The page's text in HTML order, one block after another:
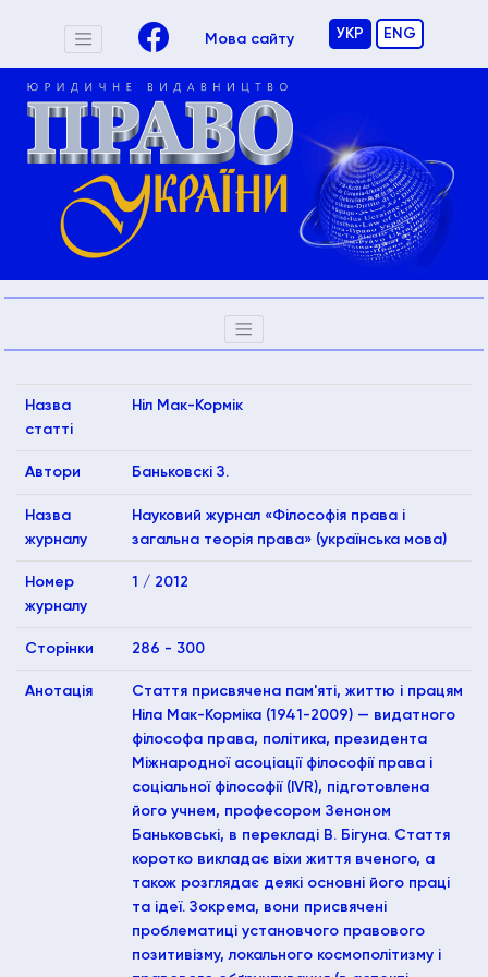
Мова сайту УКР ENG
Назва
статті
Ніл Мак-Кормік
Автори Баньковскі З.
Назва
журналу
Науковий журнал «Філософія права і
загальна теорія права» (українська мова)
Номер
журналу
1 / 2012
Сторінки 286 - 300
Анотація
Стаття присвячена пам'яті, життю і працям
Ніла Мак-Корміка (1941-2009) — видатного
філософа права, політика, президента
Міжнародної асоціації філософії права і
соціальної філософії (IVR), підготовлена
його учнем, професором Зеноном
Баньковські, в перекладі В. Бігуна. Стаття
коротко викладає віхи життя вченого, а
також розглядає деякі основні його праці
та ідеї. Зокрема, вони присвячені
проблематиці установчого правового
позитивізму, локального космополітизму і